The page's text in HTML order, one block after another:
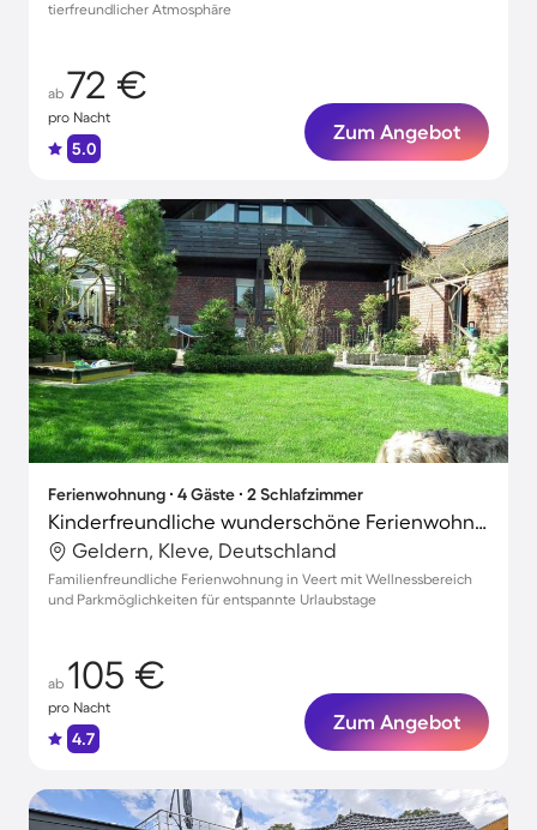
tierfreundlicher Atmosphäre
ab 72 €
pro Nacht
5.0
Zum Angebot
Ferienwohnung ∙ 4 Gäste ∙ 2 Schlafzimmer
Kinderfreundliche wunderschöne Ferienwohnung
Geldern, Kleve, Deutschland
Familienfreundliche Ferienwohnung in Veert mit Wellnessbereich
und Parkmöglichkeiten für entspannte Urlaubstage
ab 105 €
pro Nacht
4.7
Zum Angebot